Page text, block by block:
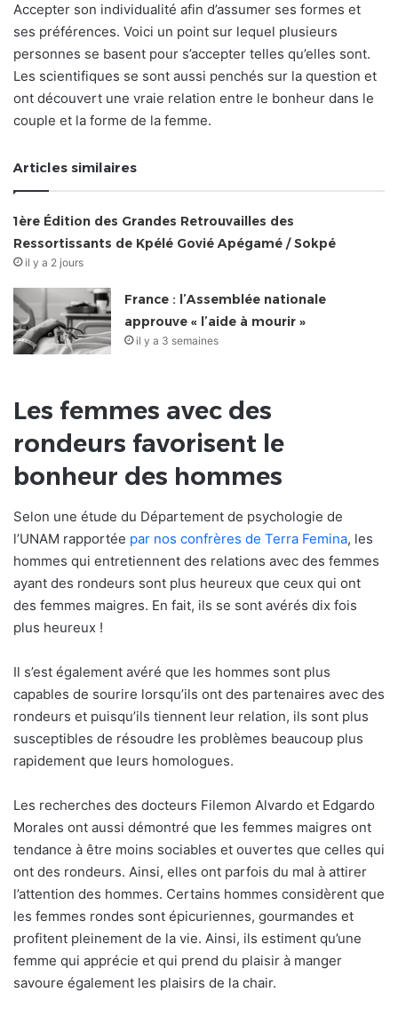
Accepter son individualité afin d’assumer ses formes et
ses préférences. Voici un point sur lequel plusieurs
personnes se basent pour s’accepter telles qu’elles sont.
Les scientifiques se sont aussi penchés sur la question et
ont découvert une vraie relation entre le bonheur dans le
couple et la forme de la femme.
Articles similaires
1ère Édition des Grandes Retrouvailles des
Ressortissants de Kpélé Govié Apégamé / Sokpé
il y a 2 jours
France : l’Assemblée nationale
approuve « l’aide à mourir »
il y a 3 semaines
Les femmes avec des
rondeurs favorisent le
bonheur des hommes
Selon une étude du Département de psychologie de
l’UNAM rapportée par nos confrères de Terra Femina, les
hommes qui entretiennent des relations avec des femmes
ayant des rondeurs sont plus heureux que ceux qui ont
des femmes maigres. En fait, ils se sont avérés dix fois
plus heureux !
Il s’est également avéré que les hommes sont plus
capables de sourire lorsqu’ils ont des partenaires avec des
rondeurs et puisqu’ils tiennent leur relation, ils sont plus
susceptibles de résoudre les problèmes beaucoup plus
rapidement que leurs homologues.
Les recherches des docteurs Filemon Alvardo et Edgardo
Morales ont aussi démontré que les femmes maigres ont
tendance à être moins sociables et ouvertes que celles qui
ont des rondeurs. Ainsi, elles ont parfois du mal à attirer
l’attention des hommes. Certains hommes considèrent que
les femmes rondes sont épicuriennes, gourmandes et
profitent pleinement de la vie. Ainsi, ils estiment qu’une
femme qui apprécie et qui prend du plaisir à manger
savoure également les plaisirs de la chair.